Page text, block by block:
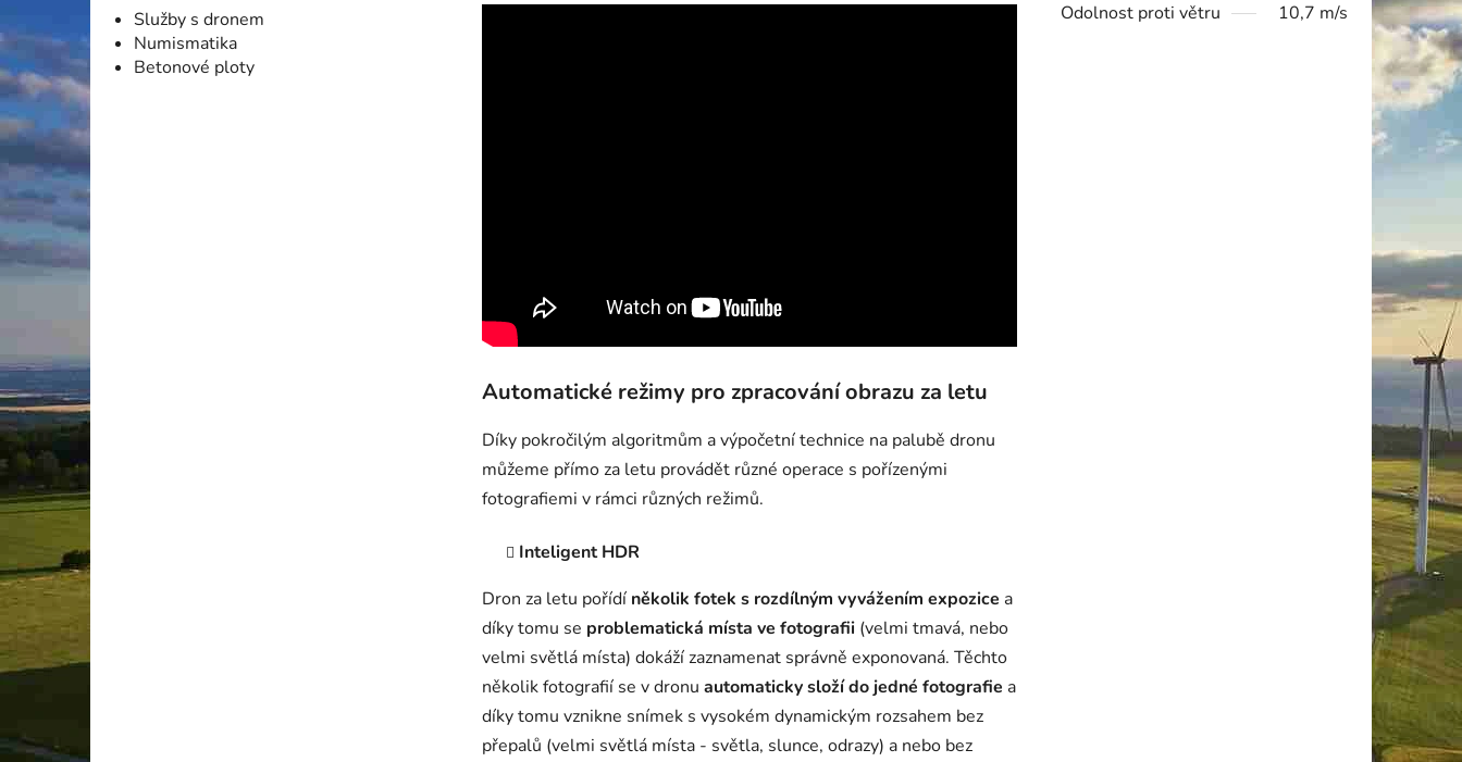
Služby s dronem
Numismatika
Betonové ploty
Automatické režimy pro zpracování obrazu za letu
Díky pokročilým algoritmům a výpočetní technice na palubě dronu
můžeme přímo za letu provádět různé operace s pořízenými
fotografiemi v rámci různých režimů.
Inteligent HDR
Dron za letu pořídí několik fotek s rozdílným vyvážením expozice a
díky tomu se problematická místa ve fotografii (velmi tmavá, nebo
velmi světlá místa) dokáží zaznamenat správně exponovaná. Těchto
několik fotografií se v dronu automaticky složí do jedné fotografie a
díky tomu vznikne snímek s vysokém dynamickým rozsahem bez
přepalů (velmi světlá místa - světla, slunce, odrazy) a nebo bez
Odolnost proti větru
10,7 m/s